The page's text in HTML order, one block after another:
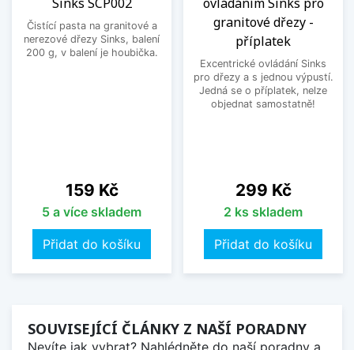
Čistící pasta na granitové a
nerezové dřezy Sinks, balení
200 g, v balení je houbička.
Cena
159 Kč
5 a více skladem
Přidat do košíku
granitové dřezy -
příplatek
Excentrické ovládání Sinks
pro dřezy a s jednou výpustí.
Jedná se o příplatek, nelze
objednat samostatně!
Cena
299 Kč
2 ks skladem
Přidat do košíku
SOUVISEJÍCÍ ČLÁNKY Z NAŠÍ PORADNY